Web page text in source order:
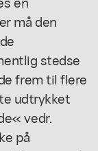
må den
stedse
frem til flere
udtrykket
vedr.
på